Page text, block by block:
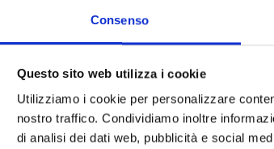
Consenso
Questo sito web utilizza i cookie
Utilizziamo i cookie per personalizzare
nostro traffico. Condividiamo inoltre
di analisi dei dati web, pubblicità e social